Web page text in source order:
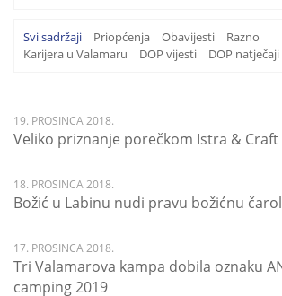
Svi sadržaji Priopćenja Obavijesti
Razno
Karijera u Valamaru
DOP vijesti DOP natječaji
19. PROSINCA 2018.
Veliko priznanje porečkom Istra & Craft
18. PROSINCA 2018.
Božić u Labinu nudi pravu božićnu
17. PROSINCA 2018.
Tri Valamarova kampa dobila oznaku
camping 2019